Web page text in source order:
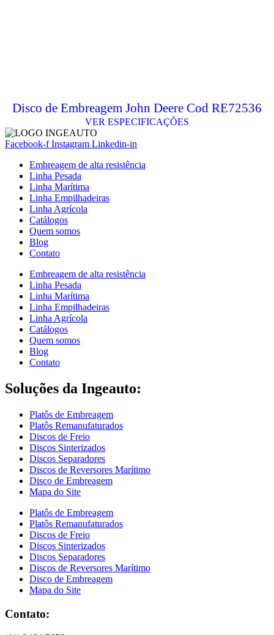
Disco de Embreagem John Deere Cod RE72536
VER ESPECIFICAÇÕES
Facebook-f Instagram Linkedin-in
Embreagem de alta resistência
Linha Pesada
Linha Marítima
Linha Empilhadeiras
Linha Agrícola
Catálogos
Quem somos
Blog
Contato
Embreagem de alta resistência
Linha Pesada
Linha Marítima
Linha Empilhadeiras
Linha Agrícola
Catálogos
Quem somos
Blog
Contato
Soluções da Ingeauto:
Platôs de Embreagem
Platôs Remanufaturados
Discos de Freio
Discos Sinterizados
Discos Separadores
Discos de Reversores Marítimo
Disco de Embreagem
Mapa do Site
Platôs de Embreagem
Platôs Remanufaturados
Discos de Freio
Discos Sinterizados
Discos Separadores
Discos de Reversores Marítimo
Disco de Embreagem
Mapa do Site
Contato: